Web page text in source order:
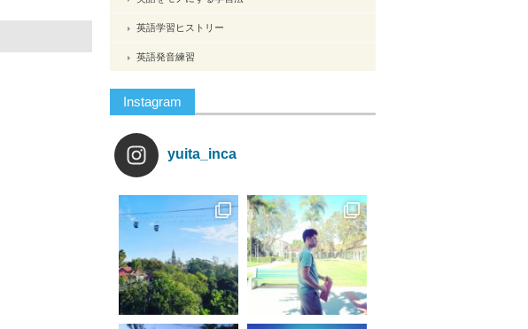
英語学習ヒストリー
英語発音練習
Instagram
yuita_inca